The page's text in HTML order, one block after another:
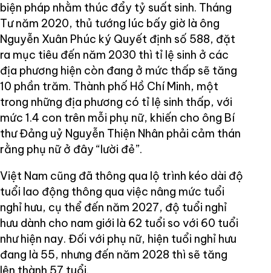
biện pháp nhằm thúc đẩy tỷ suất sinh. Tháng
Tư năm 2020, thủ tướng lúc bấy giờ là ông
Nguyễn Xuân Phúc ký Quyết định số 588, đặt
ra mục tiêu đến năm 2030 thì tỉ lệ sinh ở các
địa phương hiện còn đang ở mức thấp sẽ tăng
10 phần trăm. Thành phố Hồ Chí Minh, một
trong những địa phương có tỉ lệ sinh thấp, với
mức 1.4 con trên mỗi phụ nữ, khiến cho ông Bí
thư Đảng uỷ Nguyễn Thiện Nhân phải cảm thán
rằng phụ nữ ở đây “lười đẻ”.
Việt Nam cũng đã thông qua lộ trình kéo dài độ
tuổi lao động thông qua việc nâng mức tuổi
nghỉ hưu, cụ thể đến năm 2027, độ tuổi nghỉ
hưu dành cho nam giới là 62 tuổi so với 60 tuổi
như hiện nay. Đối với phụ nữ, hiện tuổi nghỉ hưu
đang là 55, nhưng đến năm 2028 thì sẽ tăng